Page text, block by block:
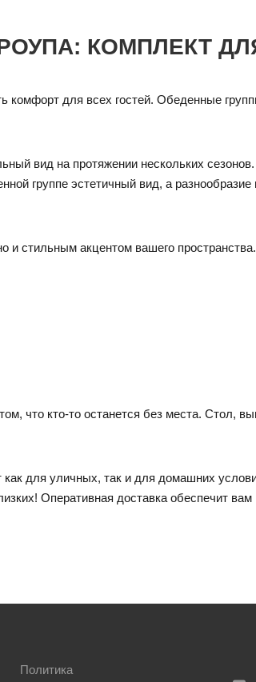
КОМПЛЕКТ
для всех гостей. Обеденные
вид на протяжении нескольких
группе эстетичный вид, а
и стильным акцентом вашего
что кто-то останется без места. Стол,
для уличных, так и для домашних
Оперативная доставка обеспечит
Политика